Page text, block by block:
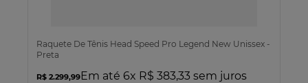
Raquete De Tênis Head Speed Pro Legend New Unissex -
Preta
R$ 2.299,99Em até 6x R$ 383,33 sem juros